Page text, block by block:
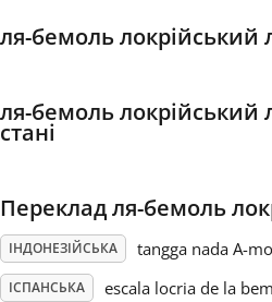
Português
Svenska
ля-бемоль локрійський
ля-бемоль локрійський
стані
Переклад ля-бемоль
ІНДОНЕЗІЙСЬКА tangga nada A-
ІСПАНСЬКА escala locria de la